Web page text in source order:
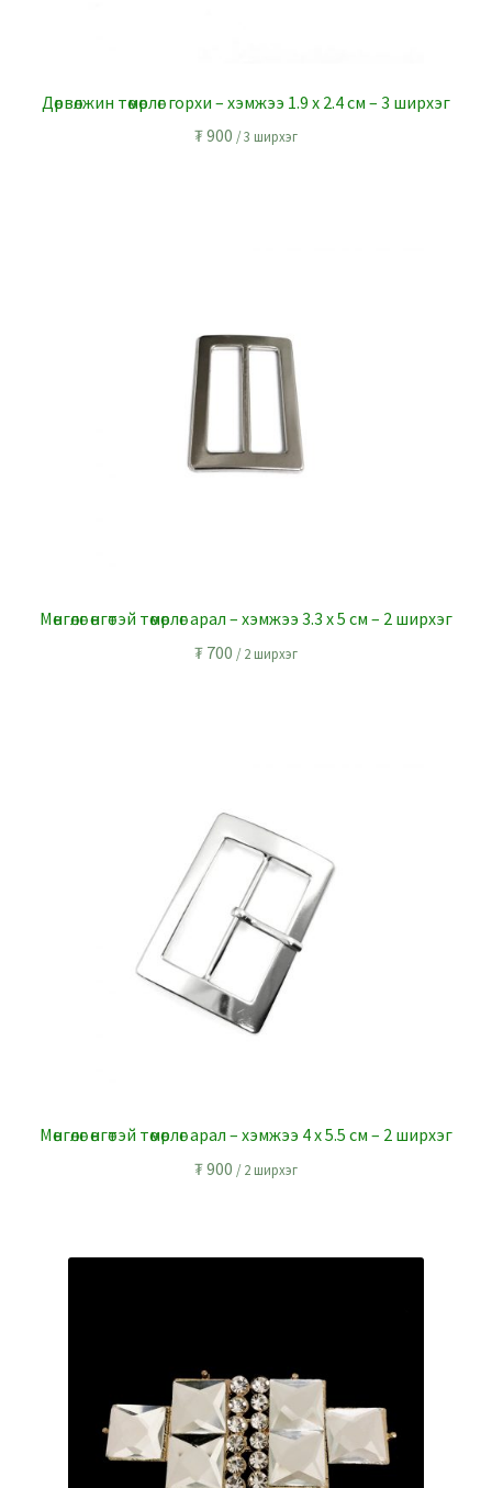
Дөрвөлжин төмөрлөг горхи – хэмжээ 1.9 x 2.4 см – 3 ширхэг
₮900 / 3 ширхэг
Мөнгөлөг өнгөтэй төмөрлөг арал – хэмжээ 3.3 x 5 см – 2 ширхэг
₮ 700 / 2 ширхэг
Мөнгөлөг өнгөтэй төмөрлөг арал – хэмжээ 4 x 5.5 см – 2 ширхэг
₮900 / 2 ширхэг